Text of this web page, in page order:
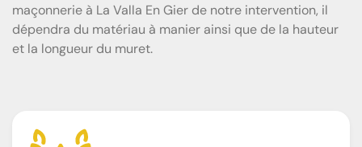
maçonnerie à La Valla En Gier de notre intervention, il
dépendra du matériau à manier ainsi que de la hauteur
et la longueur du muret.